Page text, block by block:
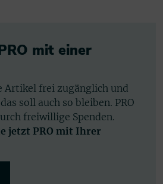
mit einer
Artikel frei zugänglich und
soll auch so bleiben. PRO
freiwillige Spenden.
jetzt PRO mit Ihrer